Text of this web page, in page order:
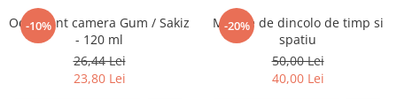
Adult
Crime, Thriller, Mistery
Literatura Romana
-10%
Odorizant camera Gum / Sakiz
- 120 ml
26,44 Lei
23,80 Lei
-20%
Mesaje de dincolo de timp si
spatiu
50,00 Lei
40,00 Lei